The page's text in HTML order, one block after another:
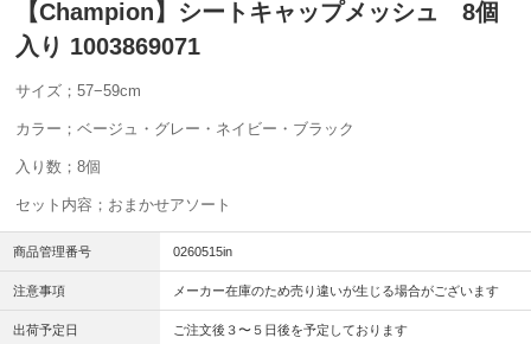
【Champion】シートキャップメッシュ 8個
入り 1003869071
サイズ；57−59cm
カラー；ベージュ・グレー・ネイビー・ブラック
入り数；8個
セット内容；おまかせアソート
商品管理番号 0260515in
注意事項 メーカー在庫のため売り違いが生じる場合がございます
出荷予定日 ご注文後３〜５日後を予定しております